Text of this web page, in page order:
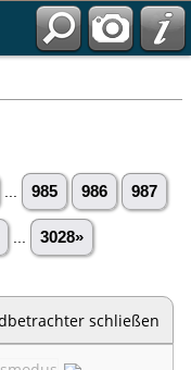
985 986 987
3028»